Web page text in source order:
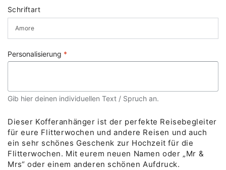
Schriftart
Personalisierung *
Gib hier deinen individuellen Text / Spruch an.
Dieser Kofferanhänger ist der perfekte Reisebegleiter
für eure Flitterwochen und andere Reisen und auch
ein sehr schönes Geschenk zur Hochzeit für die
Flitterwochen. Mit eurem neuen Namen oder „Mr &
Mrs“ oder einem anderen schönen Aufdruck.